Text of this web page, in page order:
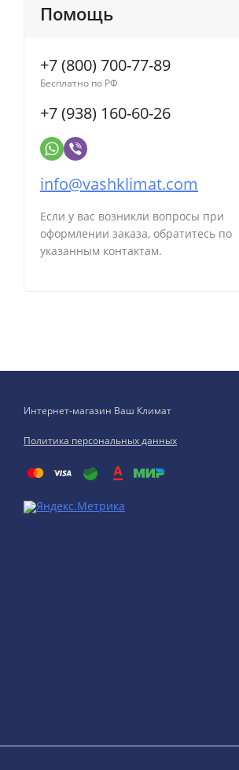
Помощь
+7 (800) 700-77-89
Бесплатно по РФ
+7 (938) 160-60-26
info@vashklimat.com
Если у вас возникли вопросы при
оформлении заказа, обратитесь по
указанным контактам.
Интернет-магазин Ваш Климат
Политика персональных данных